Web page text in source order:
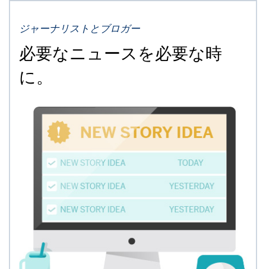
ジャーナリストとブロガー
必要なニュースを必要な時
に。